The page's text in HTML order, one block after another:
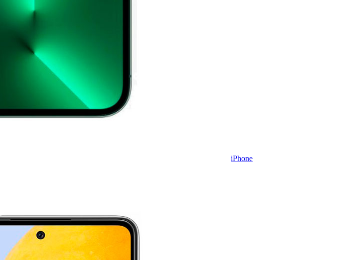
iPhone